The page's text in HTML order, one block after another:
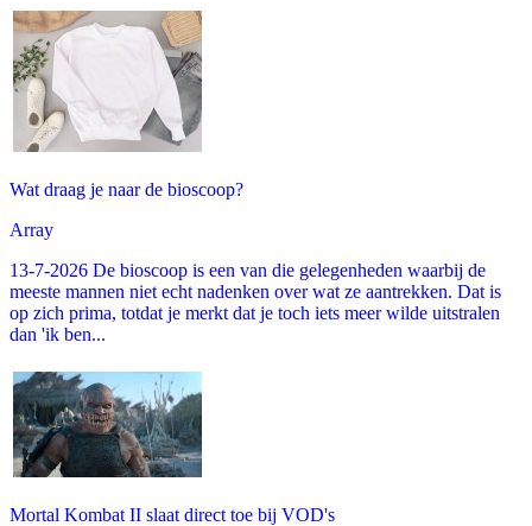
Wat draag je naar de bioscoop?
Array
13-7-2026 De bioscoop is een van die gelegenheden waarbij de
meeste mannen niet echt nadenken over wat ze aantrekken. Dat is
op zich prima, totdat je merkt dat je toch iets meer wilde uitstralen
dan 'ik ben...
Mortal Kombat II slaat direct toe bij VOD's